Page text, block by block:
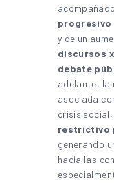
y de un
discursos
debate
adelante, la
asociada
crisis
restrictivo
generando
hacia las